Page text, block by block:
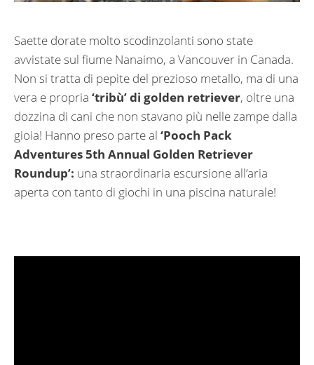
Saette dorate molto scodinzolanti sono state
avvistate sul fiume Nanaimo, a Vancouver in Canada.
Non si tratta di pepite del prezioso metallo, ma di una
vera e propria ‘tribù’ di golden retriever, oltre una
dozzina di cani che non stavano più nelle zampe dalla
gioia! Hanno preso parte al ‘Pooch Pack
Adventures 5th Annual Golden Retriever
Roundup’: una straordinaria escursione all’aria
aperta con tanto di giochi in una piscina naturale!